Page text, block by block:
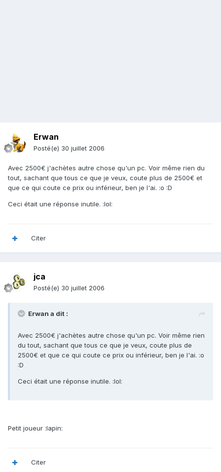
Erwan
Posté(e) 30 juillet 2006
Avec 2500€ j'achètes autre chose qu'un pc. Voir même rien du
tout, sachant que tous ce que je veux, coute plus de 2500€ et
que ce qui coute ce prix ou inférieur, ben je l'ai. :o :D
Ceci était une réponse inutile. :lol:
Citer
jca
Posté(e) 30 juillet 2006
Erwan a dit :
Avec 2500€ j'achètes autre chose qu'un pc. Voir même rien
du tout, sachant que tous ce que je veux, coute plus de
2500€ et que ce qui coute ce prix ou inférieur, ben je l'ai. :o
:D
Ceci était une réponse inutile. :lol:
Petit joueur :lapin:
Citer